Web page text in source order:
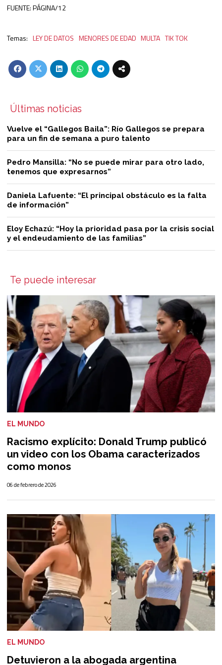
FUENTE: PÁGINA/12
LEY DE DATOS MENORES DE EDAD MULTA TIK TOK
Últimas noticias
Vuelve el “Gallegos Baila”: Río Gallegos se prepara
para un fin de semana a puro talento
Pedro Mansilla: “No se puede mirar para otro lado,
tenemos que expresarnos”
Daniela Lafuente: “El principal obstáculo es la falta
de información”
Eloy Echazú: “Hoy la prioridad pasa por la crisis social
y el endeudamiento de las familias”
Te puede interesar
Racismo explícito: Donald Trump publicó
un video con los Obama caracterizados
como monos
EL MUNDO
06 de febrero de 2026
Detuvieron a la abogada argentina
EL MUNDO